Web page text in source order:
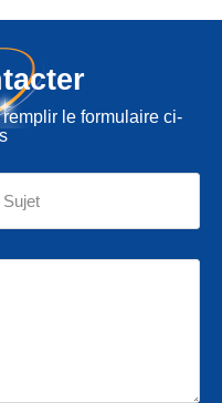
le formulaire ci-